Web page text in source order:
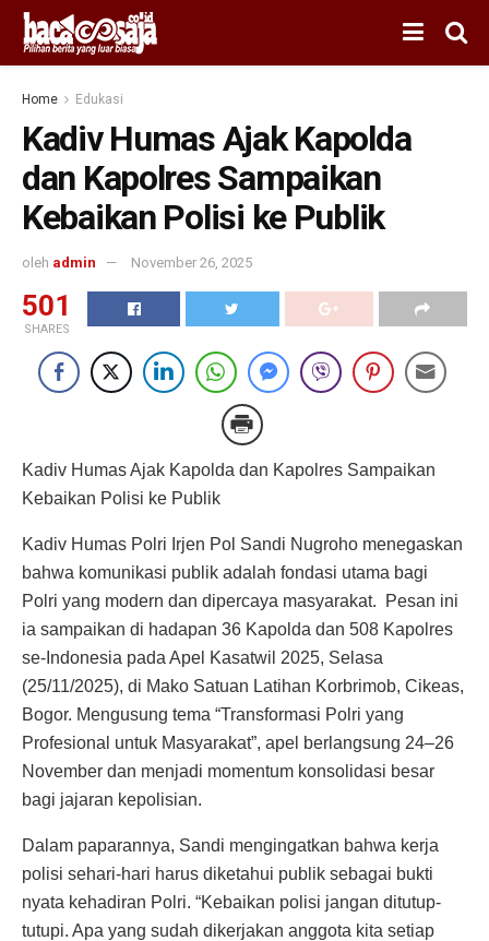
Home Edukasi
Kadiv Humas Ajak Kapolda
dan Kapolres Sampaikan
Kebaikan Polisi ke Publik
oleh admin November 26, 2025
501
SHARES
Kadiv Humas Ajak Kapolda dan Kapolres Sampaikan
Kebaikan Polisi ke Publik
Kadiv Humas Polri Irjen Pol Sandi Nugroho menegaskan
bahwa komunikasi publik adalah fondasi utama bagi
Polri yang modern dan dipercaya masyarakat. Pesan ini
ia sampaikan di hadapan 36 Kapolda dan 508 Kapolres
se-Indonesia pada Apel Kasatwil 2025, Selasa
(25/11/2025), di Mako Satuan Latihan Korbrimob, Cikeas,
Bogor. Mengusung tema “Transformasi Polri yang
Profesional untuk Masyarakat”, apel berlangsung 24–26
November dan menjadi momentum konsolidasi besar
bagi jajaran kepolisian.
Dalam paparannya, Sandi mengingatkan bahwa kerja
polisi sehari-hari harus diketahui publik sebagai bukti
nyata kehadiran Polri. “Kebaikan polisi jangan ditutup-
tutupi. Apa yang sudah dikerjakan anggota kita setiap